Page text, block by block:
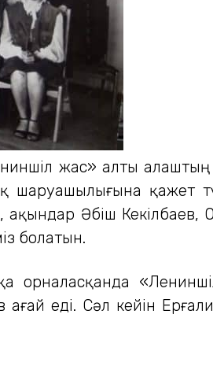
жас» алты
шаруашылығына қажет
ақындар Әбіш Кекілбаев,
болатын.
орналасқанда
еді. Сәл кейін